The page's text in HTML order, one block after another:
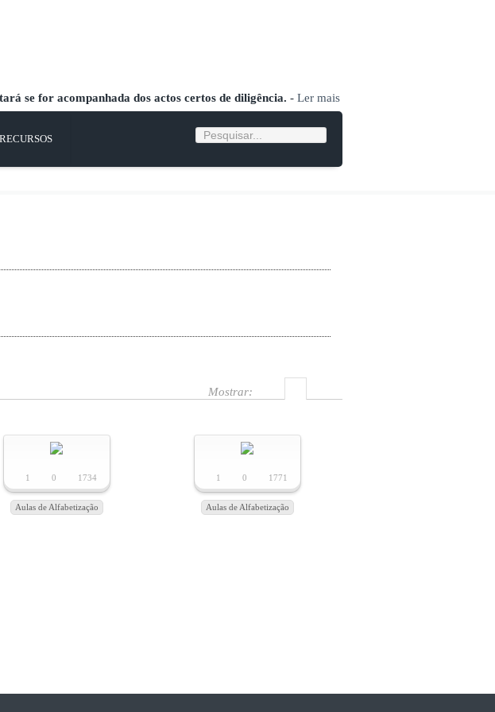
RECURSOS
se for acompanhada dos actos certos de diligência. - Ler mais
Pesquisar...
Mostrar:
1 0 1734
Aulas de Alfabetização
1 0 1771
Aulas de Alfabetização